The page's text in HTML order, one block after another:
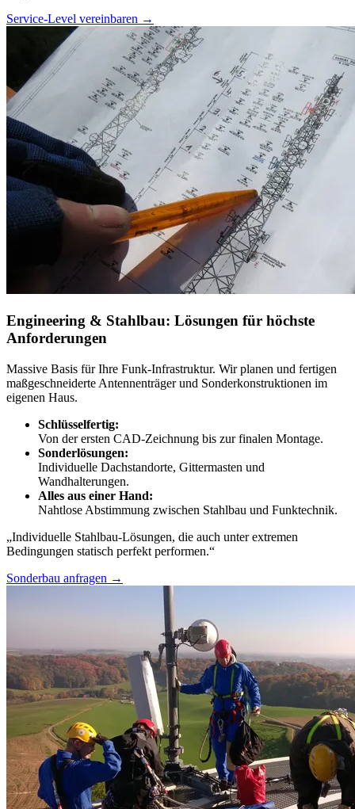
Service-Level vereinbaren →
Engineering & Stahlbau: Lösungen für höchste
Anforderungen
Massive Basis für Ihre Funk-Infrastruktur. Wir planen und fertigen
maßgeschneiderte Antennenträger und Sonderkonstruktionen im
eigenen Haus.
Schlüsselfertig:
Von der ersten CAD-Zeichnung bis zur finalen Montage.
Sonderlösungen:
Individuelle Dachstandorte, Gittermasten und
Wandhalterungen.
Alles aus einer Hand:
Nahtlose Abstimmung zwischen Stahlbau und Funktechnik.
„Individuelle Stahlbau-Lösungen, die auch unter extremen
Bedingungen statisch perfekt performen.“
Sonderbau anfragen →